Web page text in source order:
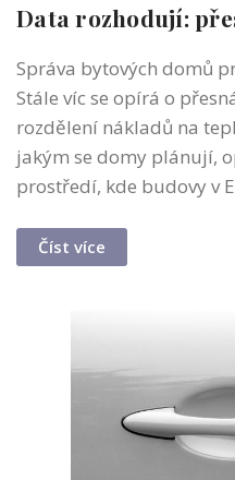
Data rozhodují:
Správa bytových domů
Stále víc se opírá o
rozdělení nákladů na
jakým se domy plánují,
prostředí, kde budovy v
Číst více